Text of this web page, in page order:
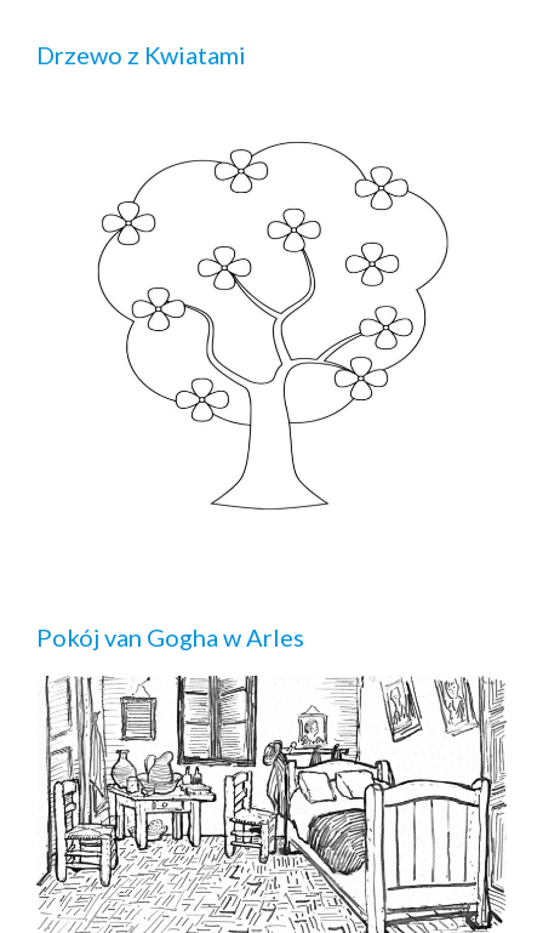
Drzewo z Kwiatami
Pokój van Gogha w Arles